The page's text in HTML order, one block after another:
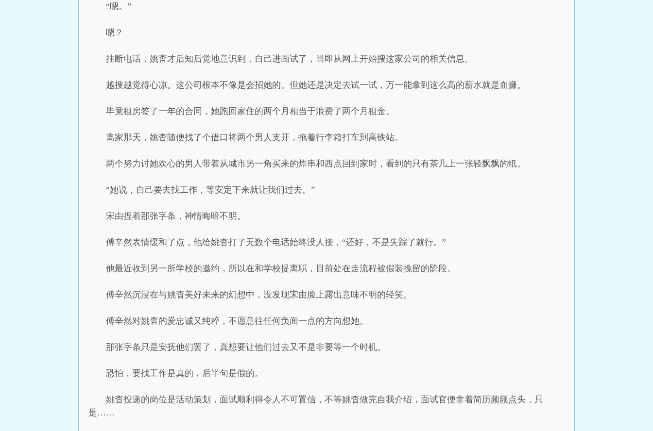
“嗯。”
嗯？
挂断电话，姚杳才后知后觉地意识到，自己进面试了，当即从网上开始搜这家公司的相关信息。
越搜越觉得心凉。这公司根本不像是会招她的。但她还是决定去试一试，万一能拿到这么高的薪水就是血赚。
毕竟租房签了一年的合同，她跑回家住的两个月相当于浪费了两个月租金。
离家那天，姚杳随便找了个借口将两个男人支开，拖着行李箱打车到高铁站。
两个努力讨她欢心的男人带着从城市另一角买来的炸串和西点回到家时，看到的只有茶几上一张轻飘飘的纸。
“她说，自己要去找工作，等安定下来就让我们过去。”
宋由捏着那张字条，神情晦暗不明。
傅辛然表情缓和了点，他给姚杳打了无数个电话始终没人接，“还好，不是失踪了就行。”
他最近收到另一所学校的邀约，所以在和学校提离职，目前处在走流程被假装挽留的阶段。
傅辛然沉浸在与姚杳美好未来的幻想中，没发现宋由脸上露出意味不明的轻笑。
傅辛然对姚杳的爱忠诚又纯粹，不愿意往任何负面一点的方向想她。
那张字条只是安抚他们罢了，真想要让他们过去又不是非要等一个时机。
恐怕，要找工作是真的，后半句是假的。
姚杳投递的岗位是活动策划，面试顺利得令人不可置信，不等姚杳做完自我介绍，面试官便拿着简历频频点头，只
是……